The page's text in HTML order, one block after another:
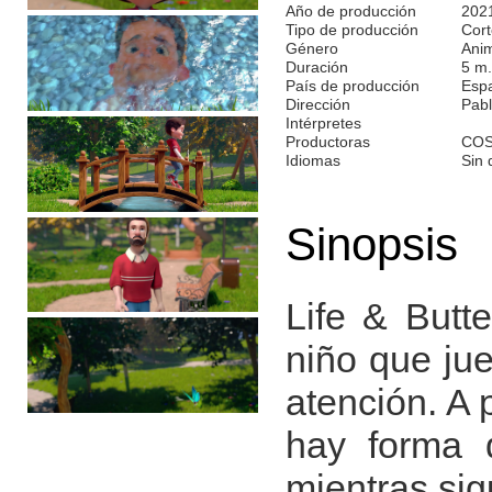
Año de producción
Tipo de producción
Género
Duración
5 m.
País de producción
Dirección
Intérpretes
Productoras
Idiomas
Sin
Sinopsis
Life &
niño que
atención. A
hay forma